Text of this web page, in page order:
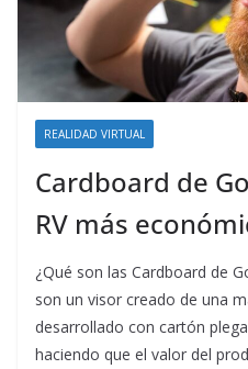
REALIDAD VIRTUAL
Cardboard de
RV más
¿Qué son las Cardboard de
son un visor creado de una
desarrollado con cartón
haciendo que el valor del